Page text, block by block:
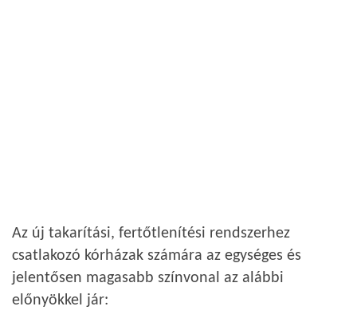
Az új takarítási, fertőtlenítési rendszerhez
csatlakozó kórházak számára az egységes és
jelentősen magasabb színvonal az alábbi
előnyökkel jár: